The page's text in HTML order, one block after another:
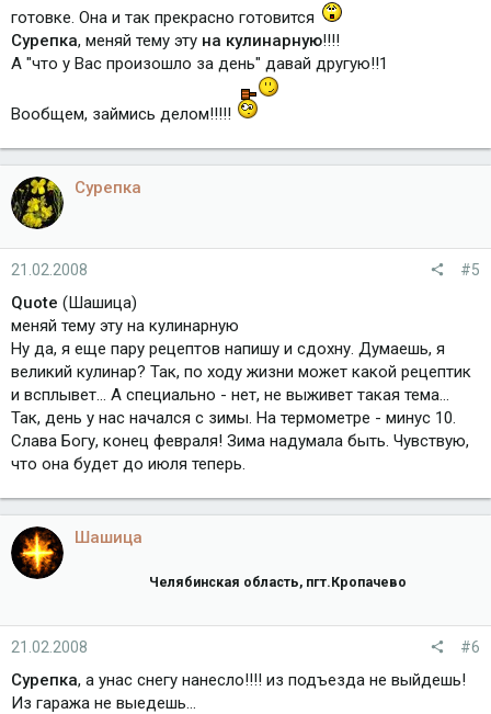
готовке. Она и так прекрасно готовится
Сурепка, меняй тему эту на кулинарную!!!!
А "что у Вас произошло за день" давай другую!!1
Вообщем, займись делом!!!!!
Сурепка
21.02.2008 #5
Quote (Шашица)
меняй тему эту на кулинарную
Ну да, я еще пару рецептов напишу и сдохну. Думаешь, я
великий кулинар? Так, по ходу жизни может какой рецептик
и всплывет... А специально - нет, не выживет такая тема...
Так, день у нас начался с зимы. На термометре - минус 10.
Слава Богу, конец февраля! Зима надумала быть. Чувствую,
что она будет до июля теперь.
Шашица
Челябинская область, пгт.Кропачево
21.02.2008 #6
Сурепка, а унас снегу нанесло!!!! из подъезда не выйдешь!
Из гаража не выедешь...